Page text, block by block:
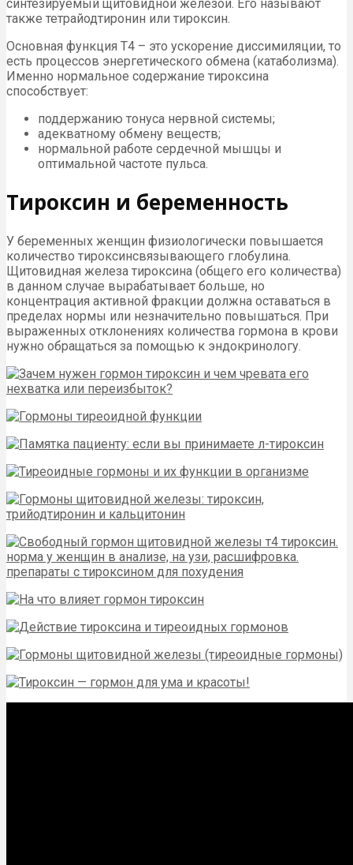
синтезируемый щитовидной железой. Его называют
также тетрайодтиронин или тироксин.
Основная функция Т4 – это ускорение диссимиляции, то
есть процессов энергетического обмена (катаболизма).
Именно нормальное содержание тироксина
способствует:
поддержанию тонуса нервной системы;
адекватному обмену веществ;
нормальной работе сердечной мышцы и
оптимальной частоте пульса.
Тироксин и беременность
У беременных женщин физиологически повышается
количество тироксинсвязывающего глобулина.
Щитовидная железа тироксина (общего его количества)
в данном случае вырабатывает больше, но
концентрация активной фракции должна оставаться в
пределах нормы или незначительно повышаться. При
выраженных отклонениях количества гормона в крови
нужно обращаться за помощью к эндокринологу.